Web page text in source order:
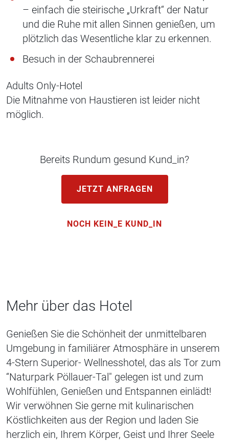
– einfach die steirische „Urkraft“ der Natur
und die Ruhe mit allen Sinnen genießen, um
plötzlich das Wesentliche klar zu erkennen.
Besuch in der Schaubrennerei
Adults Only-Hotel
Die Mitnahme von Haustieren ist leider nicht
möglich.
Bereits Rundum gesund Kund_in?
JETZT ANFRAGEN
NOCH KEIN_E KUND_IN
Mehr über das Hotel
Genießen Sie die Schönheit der unmittelbaren
Umgebung in familiärer Atmosphäre in unserem
4-Stern Superior- Wellnesshotel, das als Tor zum
“Naturpark Pöllauer-Tal" gelegen ist und zum
Wohlfühlen, Genießen und Entspannen einlädt!
Wir verwöhnen Sie gerne mit kulinarischen
Köstlichkeiten aus der Region und laden Sie
herzlich ein, Ihrem Körper, Geist und Ihrer Seele